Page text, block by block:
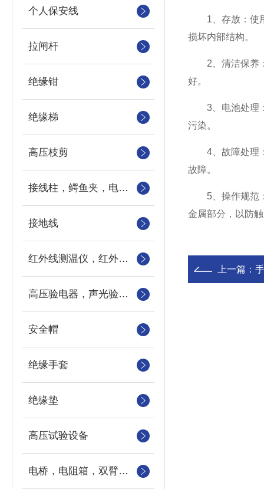
个人保安线
拉闸杆
绝缘钳
绝缘梯
高压枝剪
接线柱，鳄鱼夹，电力测试钳，测试导线包
接地线
红外线测温仪，红外测温仪，测温枪，测温计
高压验电器，声光验电器，语言验电器，直流验电器，高压验电笔
安全帽
绝缘手套
绝缘垫
高压试验设备
电桥，电阻箱，双臂电桥，单臂电桥，标准电阻
1、存放：使用
损坏内部结构。
2、清洁保养：
好。
3、电池处理：
污染。
4、故障处理：
故障。
5、操作规范：
金属部分，以防
上一篇：